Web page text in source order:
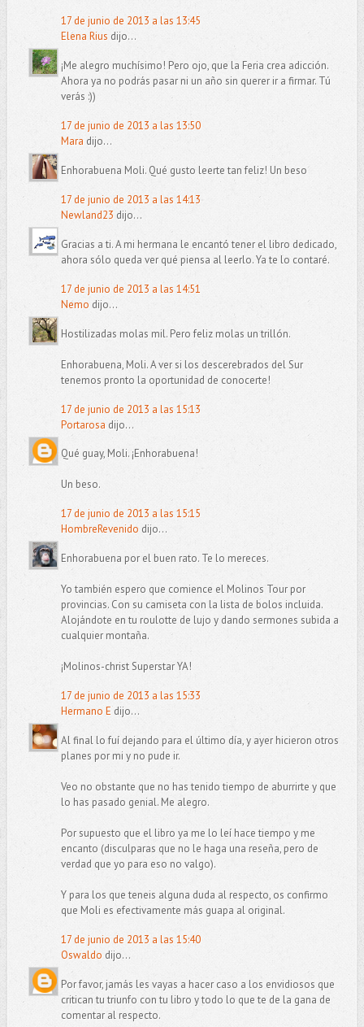
17 de junio de 2013 a las 13:45
Elena Rius dijo...
¡Me alegro muchísimo! Pero ojo, que la Feria crea adicción.
Ahora ya no podrás pasar ni un año sin querer ir a firmar. Tú
verás :))
17 de junio de 2013 a las 13:50
Mara dijo...
Enhorabuena Moli. Qué gusto leerte tan feliz! Un beso
17 de junio de 2013 a las 14:13
Newland23 dijo...
Gracias a ti. A mi hermana le encantó tener el libro dedicado,
ahora sólo queda ver qué piensa al leerlo. Ya te lo contaré.
17 de junio de 2013 a las 14:51
Nemo dijo...
Hostilizadas molas mil. Pero feliz molas un trillón.
Enhorabuena, Moli. A ver si los descerebrados del Sur
tenemos pronto la oportunidad de conocerte!
17 de junio de 2013 a las 15:13
Portarosa dijo...
Qué guay, Moli. ¡Enhorabuena!
Un beso.
17 de junio de 2013 a las 15:15
HombreRevenido dijo...
Enhorabuena por el buen rato. Te lo mereces.
Yo también espero que comience el Molinos Tour por
provincias. Con su camiseta con la lista de bolos incluida.
Alojándote en tu roulotte de lujo y dando sermones subida a
cualquier montaña.
¡Molinos-christ Superstar YA!
17 de junio de 2013 a las 15:33
Hermano Edijo...
Al final lo fuí dejando para el último día, y ayer hicieron otros
planes por mi y no pude ir.
Veo no obstante que no has tenido tiempo de aburrirte y que
lo has pasado genial. Me alegro.
Por supuesto que el libro ya me lo leí hace tiempo y me
encanto (disculparas que no le haga una reseña, pero de
verdad que yo para eso no valgo).
Y para los que teneis alguna duda al respecto, os confirmo
que Moli es efectivamente más guapa al original.
17 de junio de 2013 a las 15:40
Oswaldo dijo...
Por favor, jamás les vayas a hacer caso a los envidiosos que
critican tu triunfo con tu libro y todo lo que te de la gana de
comentar al respecto.